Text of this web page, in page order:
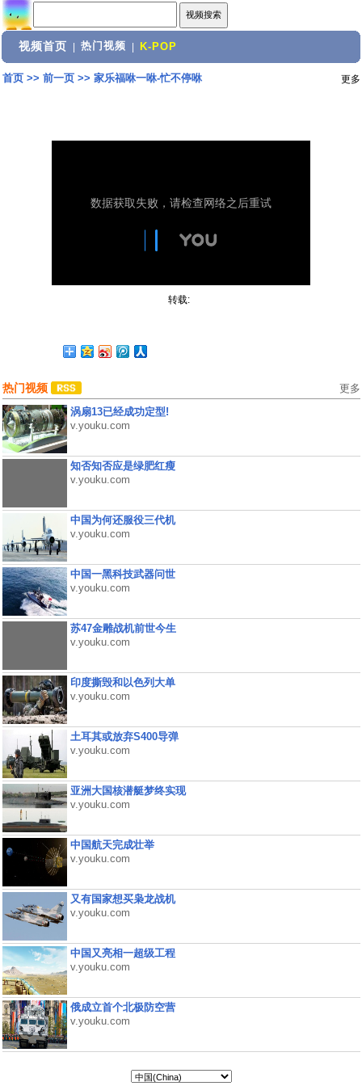
视频首页 热门视频 K-POP
首页>> 前一页>> 家乐福咻一咻-忙不停咻 更多
转载:
热门视频 更多
涡扇13已经成功定型!
v.youku.com
知否知否应是绿肥红瘦
v.youku.com
中国为何还服役三代机
v.youku.com
中国一黑科技武器问世
v.youku.com
苏47金雕战机前世今生
v.youku.com
印度撕毁和以色列大单
v.youku.com
土耳其或放弃S400导弹
v.youku.com
亚洲大国核潜艇梦终实现
v.youku.com
中国航天完成壮举
v.youku.com
又有国家想买枭龙战机
v.youku.com
中国又亮相一超级工程
v.youku.com
俄成立首个北极防空营
v.youku.com